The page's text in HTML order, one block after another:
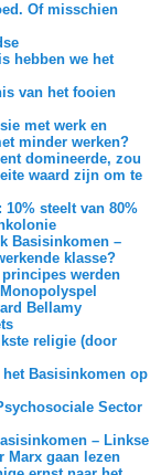
Of misschien
hebben we het
van het fooien
met werk en
minder werken?
domineerde, zou
waard zijn om te
steelt van 80%
Basisinkomen –
klasse?
principes werden
Bellamy
religie (door
het Basisinkomen op
Sector
– Linkse
Marx gaan lezen